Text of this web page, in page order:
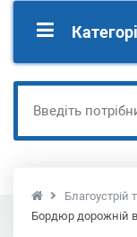
Благоустрій
Бордюр дорожній